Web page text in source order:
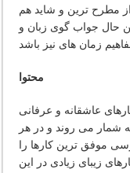
از مطرح ترین و شاید هم
حال جواب گوی زبان و
محتوا
عاشقانه و عرفانی
شمار می روند و در هر
موفق ترین کارها را
زیبای زیادی در این